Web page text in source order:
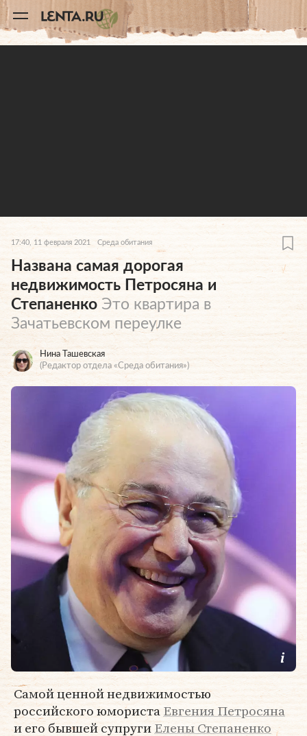
A
11
17:40, 11 февраля 2021 Среда обитания
Названа самая дорогая
недвижимость Петросяна и
Степаненко Это квартира в
Зачатьевском переулке
Нина Ташевская
(Редактор отдела «Среда обитания»)
Самой ценной недвижимостью
российского юмористаЕвгения Петросяна
и его бывшей супругиЕлены Степаненко